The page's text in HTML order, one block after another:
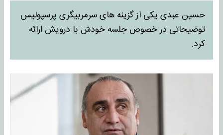
حسین عبدی یکی از گزینه های سرمربیگری پرسپولیس
توضیحاتی در خصوص جلسه خودش با درویش ارائه
کرد.